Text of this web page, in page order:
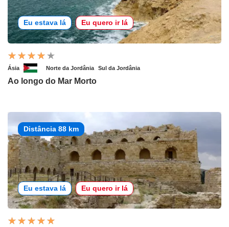
Eu estava lá Eu quero ir lá
Ásia Norte da Jordânia Sul da Jordânia
Ao longo do Mar Morto
Distância 88 km
Eu estava lá Eu quero ir lá